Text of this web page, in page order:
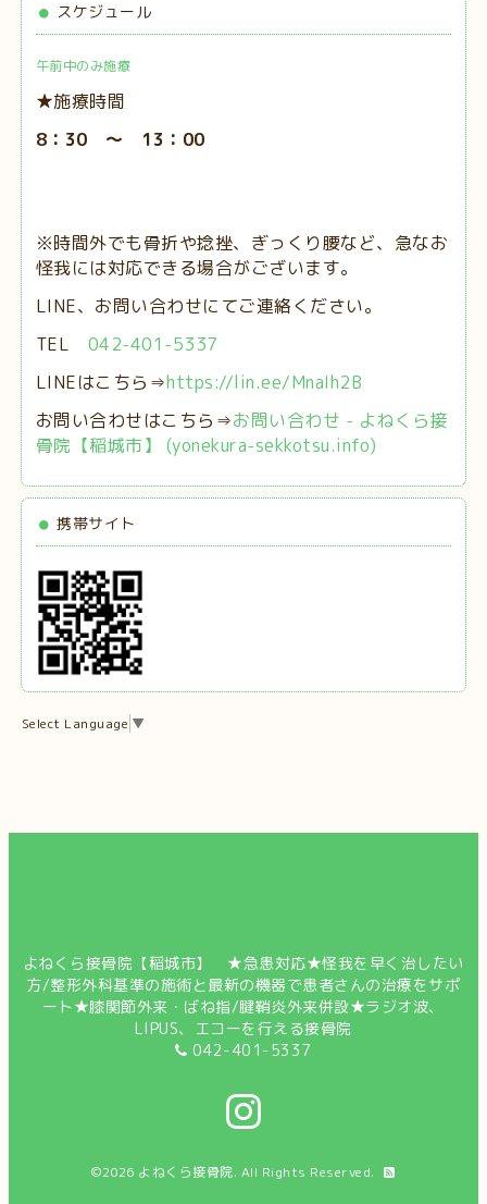
スケジュール
午前中のみ施療
★施療時間
8：30 ～ 13：00
※時間外でも骨折や捻挫、ぎっくり腰など、急なお
怪我には対応できる場合がございます。
LINE、お問い合わせにてご連絡ください。
TEL 042-401-5337
LINEはこちら⇒https://lin.ee/MnaIh2B
お問い合わせはこちら⇒お問い合わせ - よねくら接
骨院【稲城市】 (yonekura-sekkotsu.info)
携帯サイト
Select Language ▼
よねくら接骨院【稲城市】 ★急患対応★怪我を早く治したい
方/整形外科基準の施術と最新の機器で患者さんの治療をサポ
ート★膝関節外来・ばね指/腱鞘炎外来併設★ラジオ波、
LIPUS、エコーを行える接骨院
042-401-5337
©2026 よねくら接骨院. All Rights Reserved.